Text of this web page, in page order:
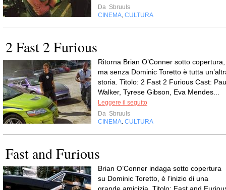
Da Sbruuls
CINEMA CULTURA
2 Fast 2 Furious
Ritorna Brian O’Conner sotto copertura,
ma senza Dominic Toretto è tutta
storia. Titolo: 2 Fast 2 Furious Cast:
Walker, Tyrese Gibson, Eva Mendes...
Leggere il seguito
Da Sbruuls
CINEMA CULTURA
Fast and Furious
Brian O’Conner indaga sotto copertura
su Dominic Toretto, è l’inizio di una